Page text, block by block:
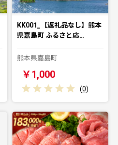
KK001_【返礼品なし】熊本
県嘉島町 ふるさと応…
熊本県嘉島町
￥1,000
(0)